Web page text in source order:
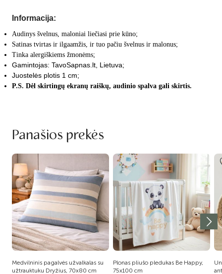
Informacija:
Audinys švelnus, maloniai liečiasi prie kūno;
Satinas tvirtas ir ilgaamžis, ir tuo pačiu švelnus ir malonus;
Tinka alergiškiems žmonėms;
Gamintojas: TavoSapnas.lt, Lietuva;
Juostelės plotis 1 cm;
P.S. Dėl skirtingų ekranų raiškų, audinio spalva gali skirtis.
Panašios prekės
Medvilninis pagalvės užvalkalas su
užtrauktuku Dryžius, 70x80 cm
Plonas pliušo pledukas Be Happy,
75x100 cm